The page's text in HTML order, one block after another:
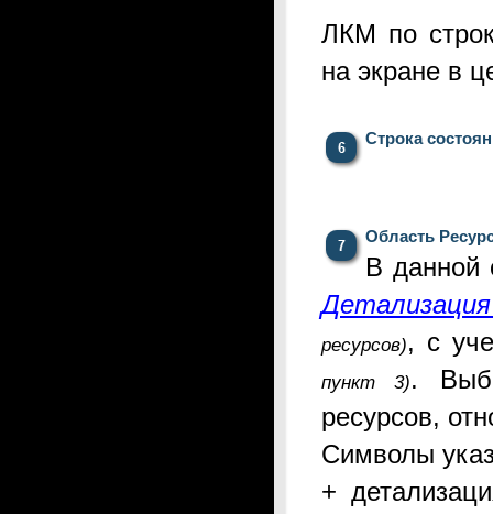
ЛКМ по
на экране в
Строка
Область
В данной
Детализация
ресурсов), с
пункт 3).
ресурсов,
Символы
+